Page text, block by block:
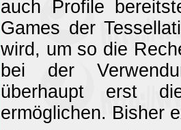
auch Profile
Games der
wird, um so die
bei der
überhaupt erst
ermöglichen. Bisher